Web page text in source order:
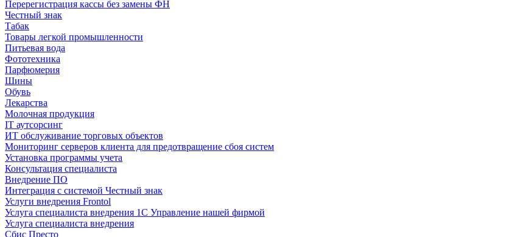
Перерегистрация кассы без замены ФН
Честный знак
Табак
Товары легкой промышленности
Питьевая вода
Фототехника
Парфюмерия
Шины
Обувь
Лекарства
Молочная продукция
IT аутсорсинг
ИТ обслуживание торговых объектов
Мониторинг серверов клиента для предотвращение сбоя систем
Установка программы учета
Консультация специалиста
Внедрение ПО
Интеграция с системой Честный знак
Услуги внедрения Frontol
Услуга специалиста внедрения 1С Управление нашей фирмой
Услуга специалиста внедрения
Сбис Престо